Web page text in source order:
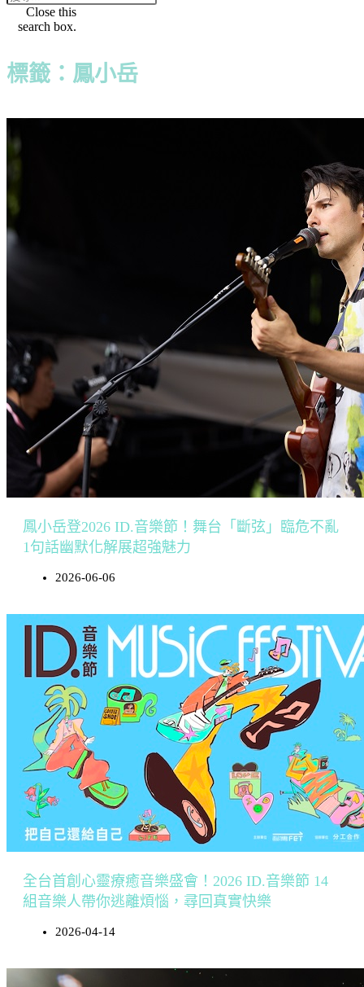
Close this
search box.
標籤：鳳小岳
鳳小岳登2026 ID.音樂節！舞台「斷弦」臨危不亂
1句話幽默化解展超強魅力
2026-06-06
全台首創心靈療癒音樂盛會！2026 ID.音樂節 14
組音樂人帶你逃離煩惱，尋回真實快樂
2026-04-14